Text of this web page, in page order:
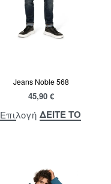
Jeans Noble 568
45,90 €
Επιλογή ΔΕΙΤΕ ΤΟ